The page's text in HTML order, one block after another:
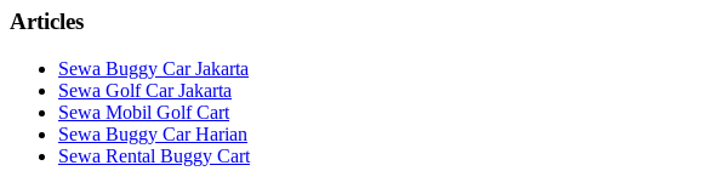
Articles
Sewa Buggy Car Jakarta
Sewa Golf Car Jakarta
Sewa Mobil Golf Cart
Sewa Buggy Car Harian
Sewa Rental Buggy Cart